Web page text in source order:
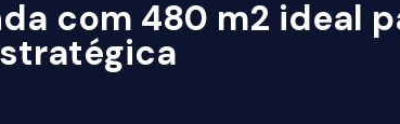
com 480 m2 ideal